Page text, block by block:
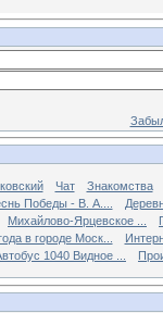
Чат
Знакомства
Победы - В. А....
Михайлово-Ярцевское ...
в городе Моск...
1040 Видное ...